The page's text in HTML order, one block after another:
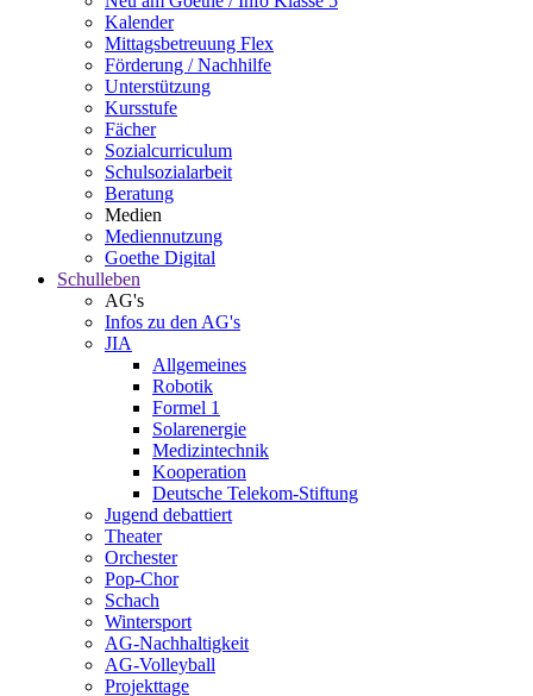
Kalender
Mittagsbetreuung Flex
Förderung / Nachhilfe
Unterstützung
Kursstufe
Fächer
Sozialcurriculum
Schulsozialarbeit
Beratung
Medien
Mediennutzung
Goethe Digital
Schulleben
AG's
Infos zu den AG's
JIA
Allgemeines
Robotik
Formel 1
Solarenergie
Medizintechnik
Kooperation
Deutsche Telekom-Stiftung
Jugend debattiert
Theater
Orchester
Pop-Chor
Schach
Wintersport
AG-Nachhaltigkeit
AG-Volleyball
Projekttage